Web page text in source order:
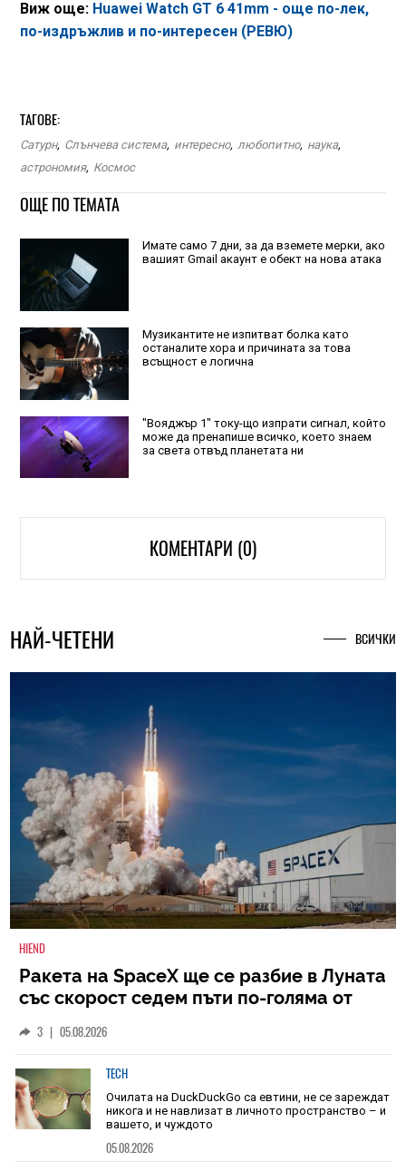
Виж още: Huawei Watch GT 6 41mm - още по-лек,
по-издръжлив и по-интересен (РЕВЮ)
ТАГОВЕ:
Сатурн, Слънчева система, интересно, любопитно, наука,
астрономия, Космос
ОЩЕ ПО ТЕМАТА
Имате само 7 дни, за да вземете мерки, ако
вашият Gmail акаунт е обект на нова атака
Музикантите не изпитват болка като
останалите хора и причината за това
всъщност е логична
"Вояджър 1" току-що изпрати сигнал, който
може да пренапише всичко, което знаем
за света отвъд планетата ни
КОМЕНТАРИ (0)
НАЙ-ЧЕТЕНИ ВСИЧКИ
HIEND
Ракета на SpaceX ще се разбие в Луната
със скорост седем пъти по-голяма от
3 | 05.08.2026
TECH
Очилата на DuckDuckGo са евтини, не се зареждат
никога и не навлизат в личното пространство – и
вашето, и чуждото
05.08.2026